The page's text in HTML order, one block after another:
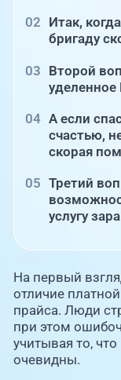
Итак,
бригаду
Второй
уделенное
А если
счастью,
скорая
Третий
услугу
На первый
отличие
прайса. Люди
при этом
учитывая то,
очевидны.